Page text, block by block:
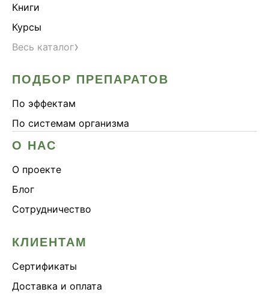
Книги
Курсы
Весь каталог›
ПОДБОР ПРЕПАРАТОВ
По эффектам
По системам организма
О НАС
О проекте
Блог
Сотрудничество
КЛИЕНТАМ
Сертификаты
Доставка и оплата